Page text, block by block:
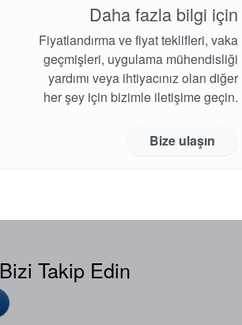
Daha fazla bilgi için
Fiyatlandırma ve fiyat teklifleri, vaka
geçmişleri, uygulama mühendisliği
yardımı veya ihtiyacınız olan diğer
her şey için bizimle iletişime geçin.
Bize ulaşın
Bizi Takip Edin